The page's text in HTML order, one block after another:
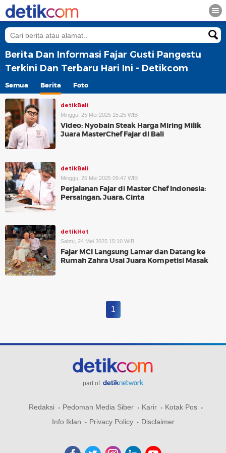
Berita Dan Informasi Fajar Gusti Pangestu
Terkini Dan Terbaru Hari Ini - Detikcom
Semua Berita Foto
detikBali
Minggu, 25 Mei 2025 15:25 WIB
Video: Nyobain Steak Harga Miring Milik
Juara MasterChef Fajar di Bali
detikBali
Minggu, 25 Mei 2025 09:47 WIB
Perjalanan Fajar di Master Chef Indonesia:
Persaingan, Juara, Cinta
detikHot
Sabtu, 24 Mei 2025 15:10 WIB
Fajar MCI Langsung Lamar dan Datang ke
Rumah Zahra Usai Juara Kompetisi Masak
1
part of
Redaksi Pedoman Media Siber Karir
Kotak Pos
Info Iklan
Privacy Policy Disclaimer